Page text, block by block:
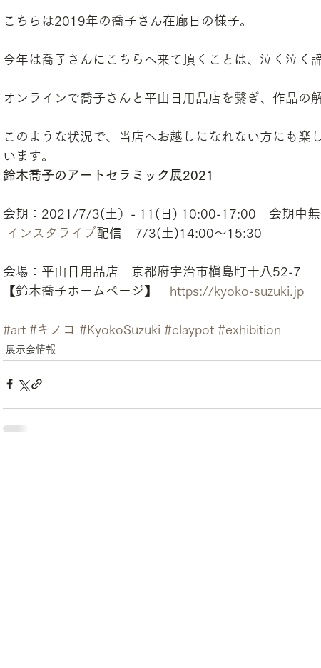
こちらは2019年の喬子さん在廊日の様子。
今年は喬子さんにこちらへ来て頂くことは、泣く泣く
オンラインで喬子さんと平山日用品店を繋ぎ、作品の
このような状況で、当店へお越しになれない方にも楽
います。
鈴木喬子のアートセラミック展2021
会期：2021/7/3(土）- 11(日) 10:00-17:00　会期中
インスタライブ 配信　7/3(土)14:00〜15:30⠀
会場：平山日用品店　京都府宇治市槇島町十八52-7
【鈴木喬子ホームページ】 https://kyoko-suzuki.jp
#art #キノコ #KyokoSuzuki #claypot #exhibition
展示会情報